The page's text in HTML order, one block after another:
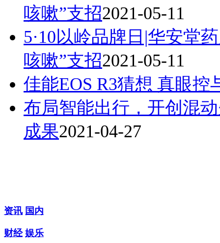
咳嗽”支招2021-05-11
5·10以岭品牌日|华安堂
咳嗽”支招2021-05-11
佳能EOS R3猜想 真眼控
布局智能出行，开创混
成果2021-04-27
资讯 国内
财经 娱乐